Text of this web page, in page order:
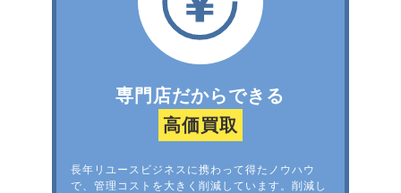
専門店だからできる
高価買取
長年リユースビジネスに携わって得たノウハウ
で、管理コストを大きく削減しています。削減し